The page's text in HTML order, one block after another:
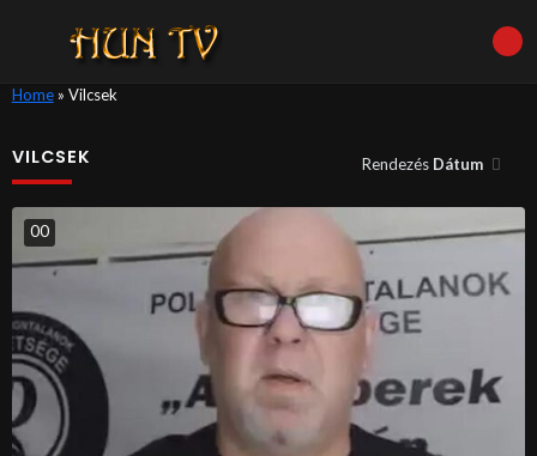
Home» Vilcsek
VILCSEK Rendezés Dátum
00